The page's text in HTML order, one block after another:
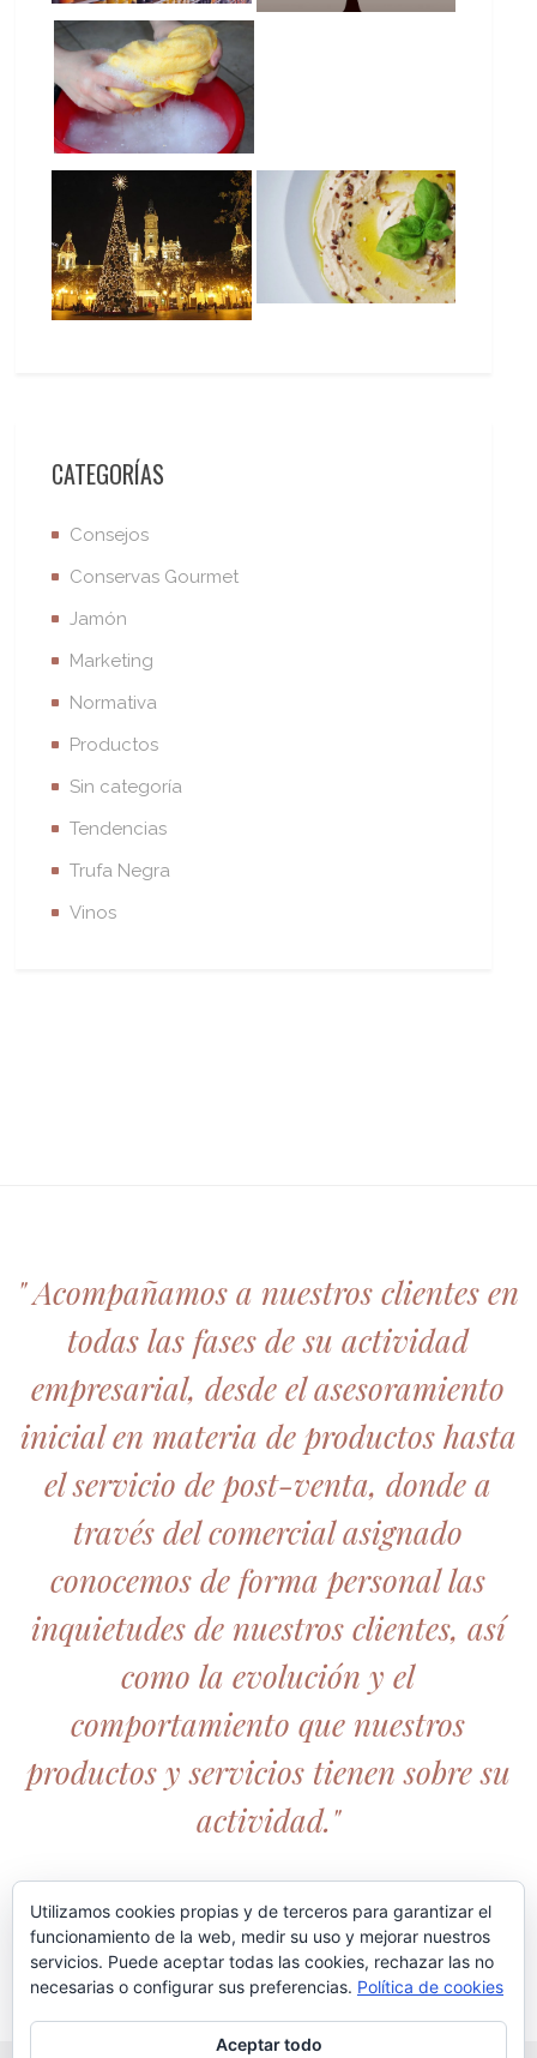
CATEGORÍAS
Consejos
Conservas Gourmet
Jamón
Marketing
Normativa
Productos
Sin categoría
Tendencias
Trufa Negra
Vinos
" Acompañamos a nuestros clientes en
todas las fases de su actividad
empresarial, desde el asesoramiento
inicial en materia de productos hasta
el servicio de post-venta, donde a
través del comercial asignado
conocemos de forma personal las
inquietudes de nuestros clientes, así
como la evolución y el
comportamiento que nuestros
productos y servicios tienen sobre su
actividad."
Utilizamos cookies propias y de terceros para garantizar el
funcionamiento de la web, medir su uso y mejorar nuestros
servicios. Puede aceptar todas las cookies, rechazar las no
necesarias o configurar sus preferencias. Política de cookies
Aceptar todo